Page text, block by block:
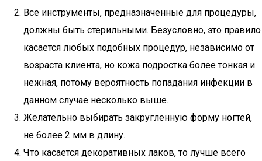
Все инструменты, предназначенные для процедуры,
должны быть стерильными. Безусловно, это правило
касается любых подобных процедур, независимо от
возраста клиента, но кожа подростка более тонкая и
нежная, потому вероятность попадания инфекции в
данном случае несколько выше.
Желательно выбирать закругленную форму ногтей,
не более 2 мм в длину.
Что касается декоративных лаков, то лучше всего